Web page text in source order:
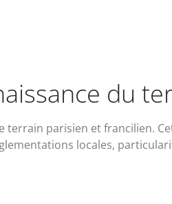
du
terrain parisien et francilien.
locales,